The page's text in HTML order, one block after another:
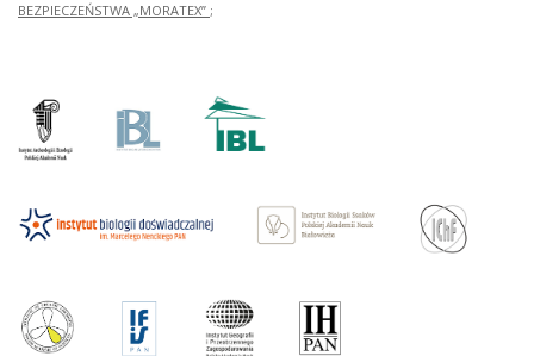
BEZPIECZEŃSTWA „MORATEX” ;